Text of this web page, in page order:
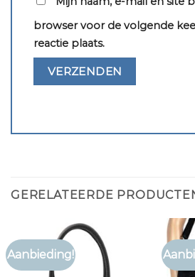
browser voor de volgende
reactie plaats.
GERELATEERDE
Aanbieding!